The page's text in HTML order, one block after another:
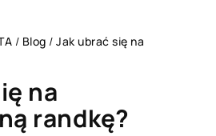
/ Blog / Jak ubrać się na
na
randkę?